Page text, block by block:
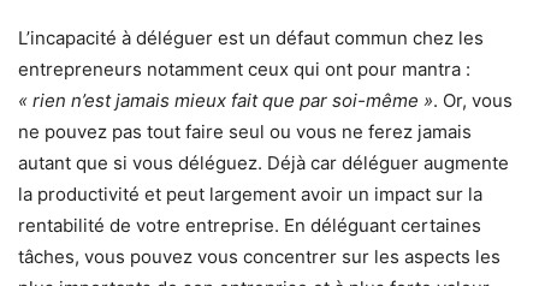
L’incapacité à déléguer est un défaut commun chez les
entrepreneurs notamment ceux qui ont pour mantra :
« rien n’est jamais mieux fait que par soi-même ». Or, vous
ne pouvez pas tout faire seul ou vous ne ferez jamais
autant que si vous déléguez. Déjà car déléguer augmente
la productivité et peut largement avoir un impact sur la
rentabilité de votre entreprise. En déléguant certaines
tâches, vous pouvez vous concentrer sur les aspects les